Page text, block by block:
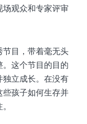
观众和专家评审
节目，带着毫无头
这个节目的目的
独立成长。在没有
孩子如何生存并